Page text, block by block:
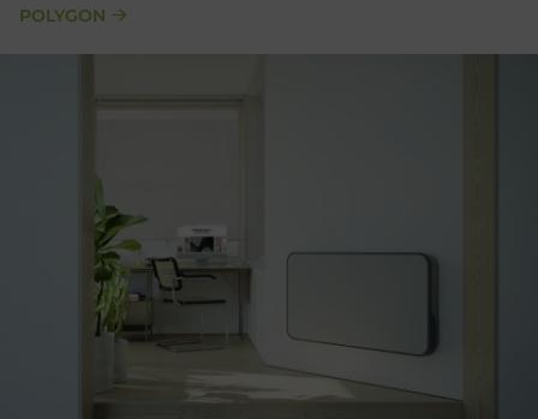
POLYGON